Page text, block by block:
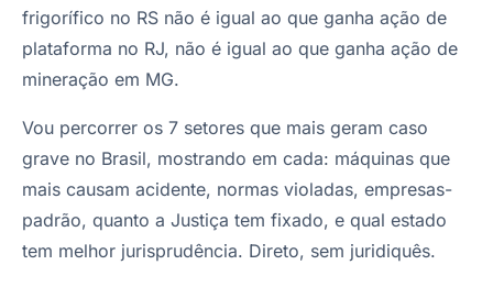
frigorífico no RS não é igual ao que ganha ação de
plataforma no RJ, não é igual ao que ganha ação de
mineração em MG.
Vou percorrer os 7 setores que mais geram caso
grave no Brasil, mostrando em cada: máquinas que
mais causam acidente, normas violadas, empresas-
padrão, quanto a Justiça tem fixado, e qual estado
tem melhor jurisprudência. Direto, sem juridiquês.